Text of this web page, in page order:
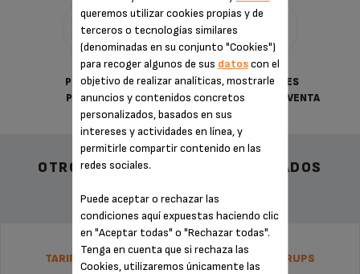
POLÍTICA DE
PRIVACIDAD
CONDICIONES
GENERALES DE VENTA
OTROS ACCESORIOS RECOMENDADOS
TARIFA PLANA DE REPARACIÓN NESPRESSO KRUPS
queremos utilizar cookies propias y de
terceros o tecnologías similares
(denominadas en su conjunto "Cookies")
para recoger algunos de sus datoscon el
objetivo de realizar analíticas, mostrarle
anuncios y contenidos concretos
personalizados, basados en sus
intereses y actividades en línea, y
permitirle compartir contenido en las
redes sociales.
Puede aceptar o rechazar las
condiciones aquí expuestas haciendo clic
en "Aceptar todas" o "Rechazar todas".
Tenga en cuenta que si rechaza las
Cookies, utilizaremos únicamente las